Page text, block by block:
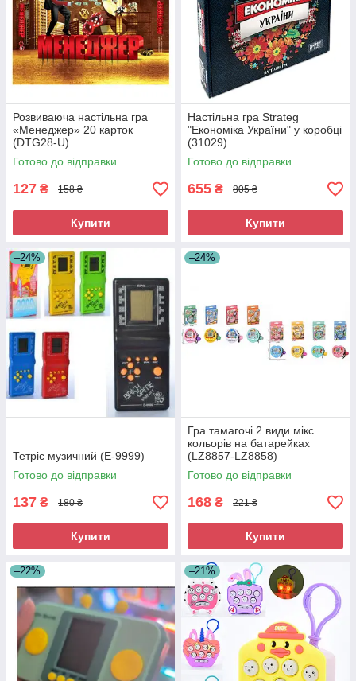
Розвиваюча настільна гра
«Менеджер» 20 карток
(DTG28-U)
Готово до відправки
127 ₴ 158 ₴
Купити
Настільна гра Strateg
"Економіка України" у коробці
(31029)
Готово до відправки
655 ₴ 805 ₴
Купити
–24%
Тетріс музичний (E-9999)
Готово до відправки
137 ₴ 180 ₴
Купити
–24%
Гра тамагочі 2 види мікс
кольорів на батарейках
(LZ8857-LZ8858)
Готово до відправки
168 ₴ 221 ₴
Купити
–22% –21%